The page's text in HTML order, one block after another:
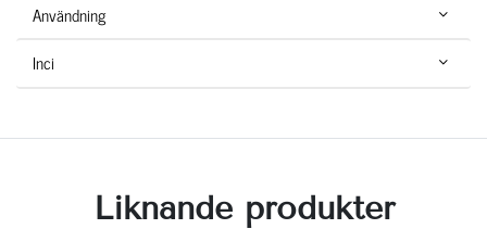
Användning
Inci
Liknande produkter